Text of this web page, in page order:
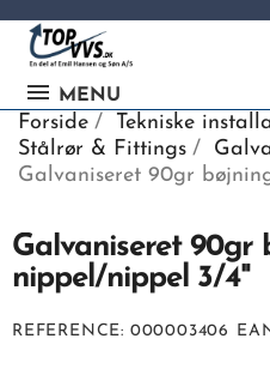
MENU
Forside Tekniske
Stålrør & Fittings
Galvaniseret 90gr
Galvaniseret 90gr
nippel/nippel 3/4"
REFERENCE 000003406